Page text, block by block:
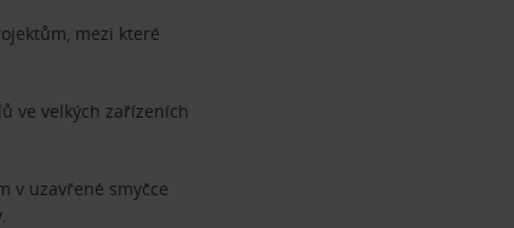
mezi které
ve velkých zařízeních
v uzavřené smyčce